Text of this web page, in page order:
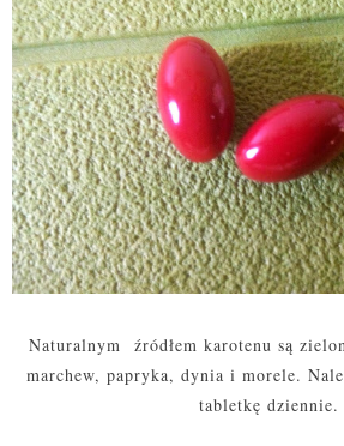
Naturalnym źródłem karotenu są
marchew, papryka, dynia i morele.
tabletkę dziennie.